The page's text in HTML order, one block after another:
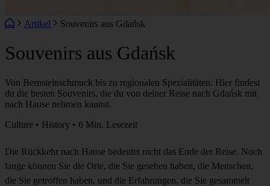
Artikel Souvenirs aus Gdańsk
Souvenirs aus Gdańsk
Von Bernsteinschmuck bis zu regionalen Spezialitäten: Hier findest
du die besten Souvenirs, die du von deiner Reise nach Gdańsk mit
nach Hause nehmen kannst.
Culture • History • 6 Min. Lesezeit
Die Rückkehr nach Hause bedeutet nicht das Ende der Reise. Noch
lange können Sie die Orte, die Sie gesehen haben, die Menschen,
die Sie getroffen haben, und die Erfahrungen, die Sie gesammelt